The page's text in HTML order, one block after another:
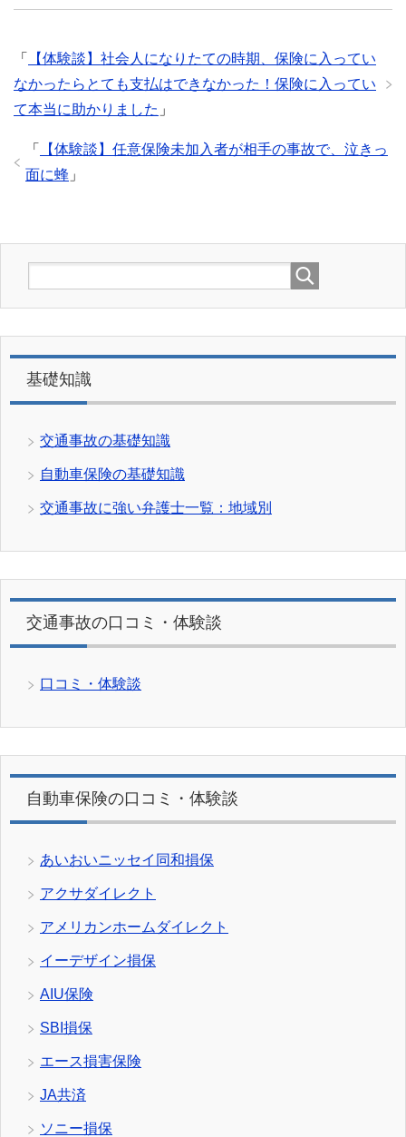
「
【体験談】社会人になりたての時期、保険に入ってい
なかったらとても支払はできなかった！保険に入ってい
て本当に助かりました 」
「
【体験談】任意保険未加入者が相手の事故で、泣きっ
面に蜂 」
基礎知識
交通事故の基礎知識
自動車保険の基礎知識
交通事故に強い弁護士一覧：地域別
交通事故の口コミ・体験談
口コミ・体験談
自動車保険の口コミ・体験談
あいおいニッセイ同和損保
アクサダイレクト
アメリカンホームダイレクト
イーデザイン損保
AIU保険
SBI損保
エース損害保険
JA共済
ソニー損保